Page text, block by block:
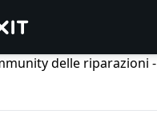
delle riparazioni -